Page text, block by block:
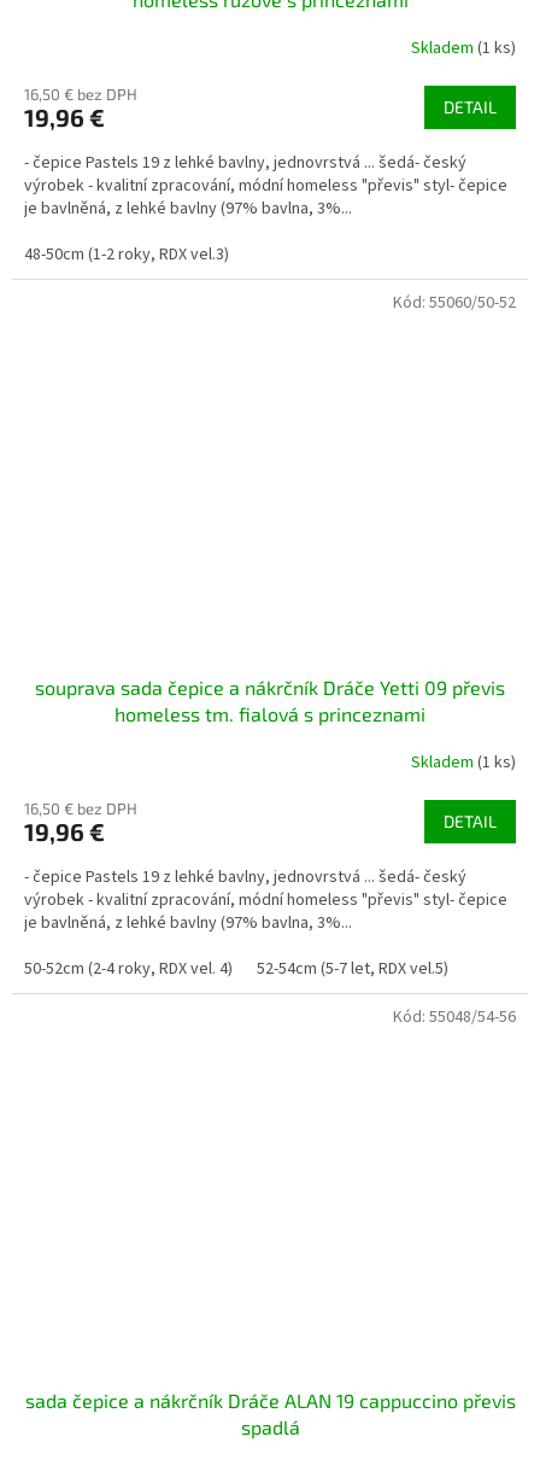
Skladem (1 ks)
16,50 € bez DPH
19,96 € DETAIL
- čepice Pastels 19 z lehké bavlny, jednovrstvá ... šedá- český
výrobek - kvalitní zpracování, módní homeless "převis" styl- čepice
je bavlněná, z lehké bavlny (97% bavlna, 3%...
48-50cm (1-2 roky, RDX vel.3)
souprava sada čepice a nákrčník Dráče Yetti 09 převis
homeless tm. fialová s princeznami
Skladem (1 ks)
16,50 € bez DPH
19,96 € DETAIL
- čepice Pastels 19 z lehké bavlny, jednovrstvá ... šedá- český
výrobek - kvalitní zpracování, módní homeless "převis" styl- čepice
je bavlněná, z lehké bavlny (97% bavlna, 3%...
50-52cm (2-4 roky, RDX vel. 4)
52-54cm (5-7 let, RDX vel.5)
Kód: 55060/50-52
sada čepice a nákrčník Dráče ALAN 19 cappuccino převis
spadlá
Kód: 55048/54-56